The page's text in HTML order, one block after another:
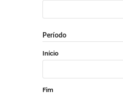
Período
Início
Fim